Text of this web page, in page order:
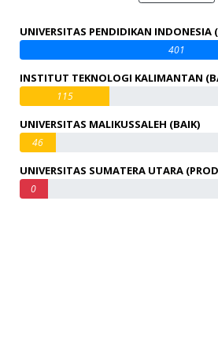
UNIVERSITAS PENDIDIKAN INDONESIA
401
INSTITUT TEKNOLOGI KALIMANTAN
115
UNIVERSITAS MALIKUSSALEH (BAIK)
46
UNIVERSITAS SUMATERA UTARA
0